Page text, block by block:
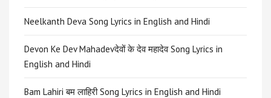
Neelkanth Deva Song Lyrics in English and Hindi
Devon Ke Dev Mahadevदेवों के देव महादेव Song Lyrics in
English and Hindi
Bam Lahiri बम लाहिरी Song Lyrics in English and Hindi